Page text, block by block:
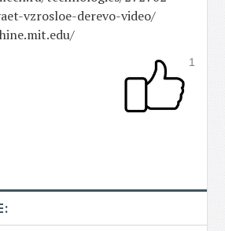
vzrosloe-derevo-video/
1